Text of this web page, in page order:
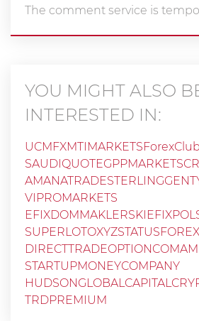
The comment service is
YOU MIGHT ALSO
INTERESTED IN:
UCMFXMTIMARKETSForexClub
SAUDIQUOTEGPPMARKETS
AMANATRADESTERLINGGENT
VIPROMARKETS
SUPERLOTOXYZSTATUSFOREX
DIRECTTRADEOPTIONCOM
STARTUPMONEYCOMPANY
HUDSONGLOBALCAPITAL
TRDPREMIUM